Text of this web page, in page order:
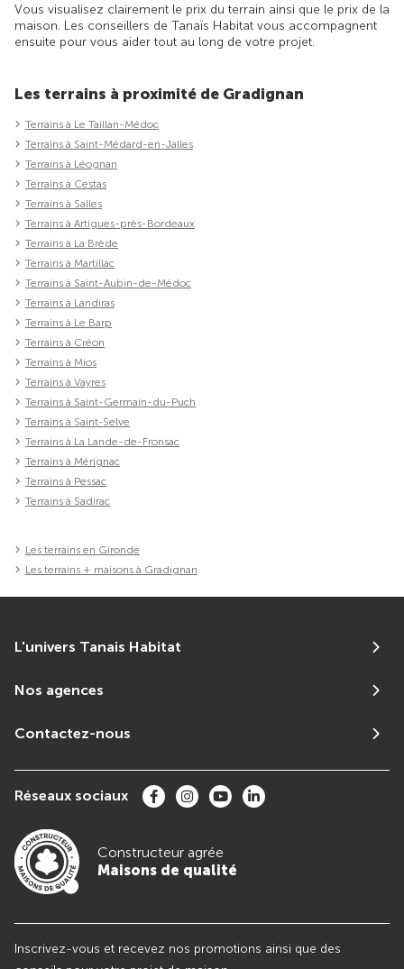
Vous visualisez clairement le prix du terrain ainsi que le prix de la
maison. Les conseillers de Tanaïs Habitat vous accompagnent
ensuite pour vous aider tout au long de votre projet.
Les terrains à proximité de Gradignan
Terrains à Le Taillan-Médoc
Terrains à Saint-Médard-en-Jalles
Terrains à Léognan
Terrains à Cestas
Terrains à Salles
Terrains à Artigues-près-Bordeaux
Terrains à La Brède
Terrains à Martillac
Terrains à Saint-Aubin-de-Médoc
Terrains à Landiras
Terrains à Le Barp
Terrains à Créon
Terrains à Mios
Terrains à Vayres
Terrains à Saint-Germain-du-Puch
Terrains à Saint-Selve
Terrains à La Lande-de-Fronsac
Terrains à Mérignac
Terrains à Pessac
Terrains à Sadirac
Les terrains en Gironde
Les terrains + maisons à Gradignan
L'univers Tanais Habitat
Nos agences
Contactez-nous
Réseaux sociaux
Constructeur agrée
Maisons de qualité
Inscrivez-vous et recevez nos promotions ainsi que des